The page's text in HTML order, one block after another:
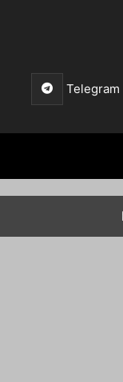
Telegram